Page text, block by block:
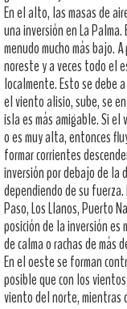
En el alto, las masas de
una inversión en La
menudo mucho más bajo.
noreste y a veces todo el
localmente. Esto se debe
el viento alisio, sube, se
isla es más amigable. Si
o es muy alta, entonces
formar corrientes
inversión por debajo de la
dependiendo de su
Paso, Los Llanos, Puerto
posición de la inversión es
de calma o rachas de más
En el oeste se forman
posible que con los
viento del norte, mientras